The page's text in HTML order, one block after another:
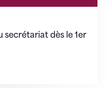
secrétariat dès le 1er